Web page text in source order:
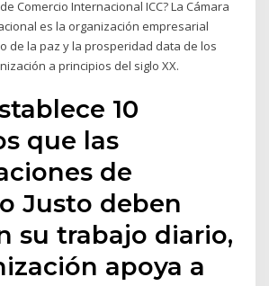
Comercio Internacional ICC? La Cámara
es la organización empresarial
de la paz y la prosperidad data de los
a principios del siglo XX.
10
que las
de
Justo deben
su trabajo diario,
apoya a